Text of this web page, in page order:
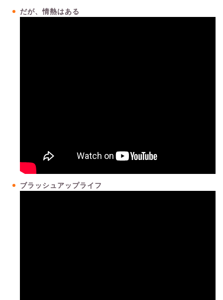
だが、情熱はある
ブラッシュアップライフ